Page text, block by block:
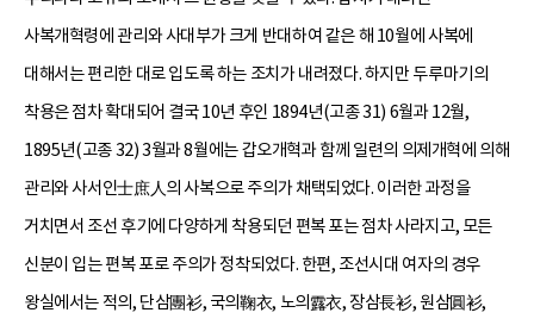
사복개혁령에 관리와 사대부가 크게 반대하여 같은 해 10월에 사복에
대해서는 편리한 대로 입도록 하는 조치가 내려졌다. 하지만 두루마기의
착용은 점차 확대되어 결국 10년 후인 1894년(고종 31) 6월과 12월,
1895년(고종 32) 3월과 8월에는 갑오개혁과 함께 일련의 의제개혁에 의해
관리와 사서인士庶人의 사복으로 주의가 채택되었다. 이러한 과정을
거치면서 조선 후기에 다양하게 착용되던 편복 포는 점차 사라지고, 모든
신분이 입는 편복 포로 주의가 정착되었다. 한편, 조선시대 여자의 경우
왕실에서는 적의, 단삼團衫, 국의鞠衣, 노의露衣, 장삼長衫, 원삼圓衫,